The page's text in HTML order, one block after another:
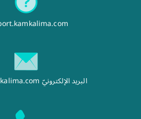
البريد الإلكترونيّ